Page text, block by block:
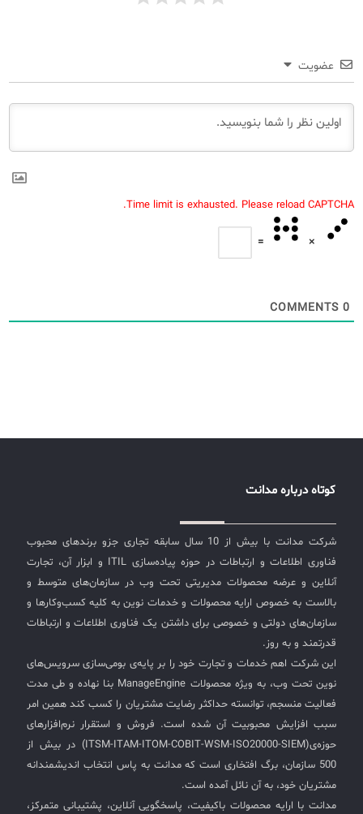
عضویت
Time limit is exhausted. Please reload CAPTCHA.
×
=
0
کوتاه درباره مدانت
شرکت مدانت با بیش از 10 سال سابقه تجاری جزو برندهای محبوب
فناوری اطلاعات و ارتباطات در حوزه پیاده‌سازی ITIL و ابزار آن، تجارت
آنلاین و عرضه محصولات مدیریتی تحت وب در سازمان‌های متوسط و
بالاست به خصوص ارایه محصولات و خدمات نوین به کلیه کسب‌وکارها و
سازمان‌های دولتی و خصوصی برای داشتن یک فناوری اطلاعات و ارتباطات
قدرتمند و به روز.
این شرکت اهم خدمات و تجارت خود را بر پایه‌ی بومی‌سازی سرویس‌های
نوین تحت وب، به ویژه محصولات ManageEngine بنا نهاده و طی مدت
فعالیت منسجم، توانسته حداکثر رضایت مشتریان را کسب کند همین امر
سبب افزایش محبوبیت آن شده است. فروش و استقرار نرم‌افزارهای
حوزه‌ی(ITSM-ITAM-ITOM-COBIT-WSM-ISO20000-SIEM) در بیش از
500 سازمان، برگ افتخاری است که مدانت به پاس انتخاب اندیشمندانه
مشتریان خود، به آن نائل آمده است.
مدانت با ارایه محصولات باکیفیت، پاسخگویی آنلاین، پشتیبانی متمرکز،